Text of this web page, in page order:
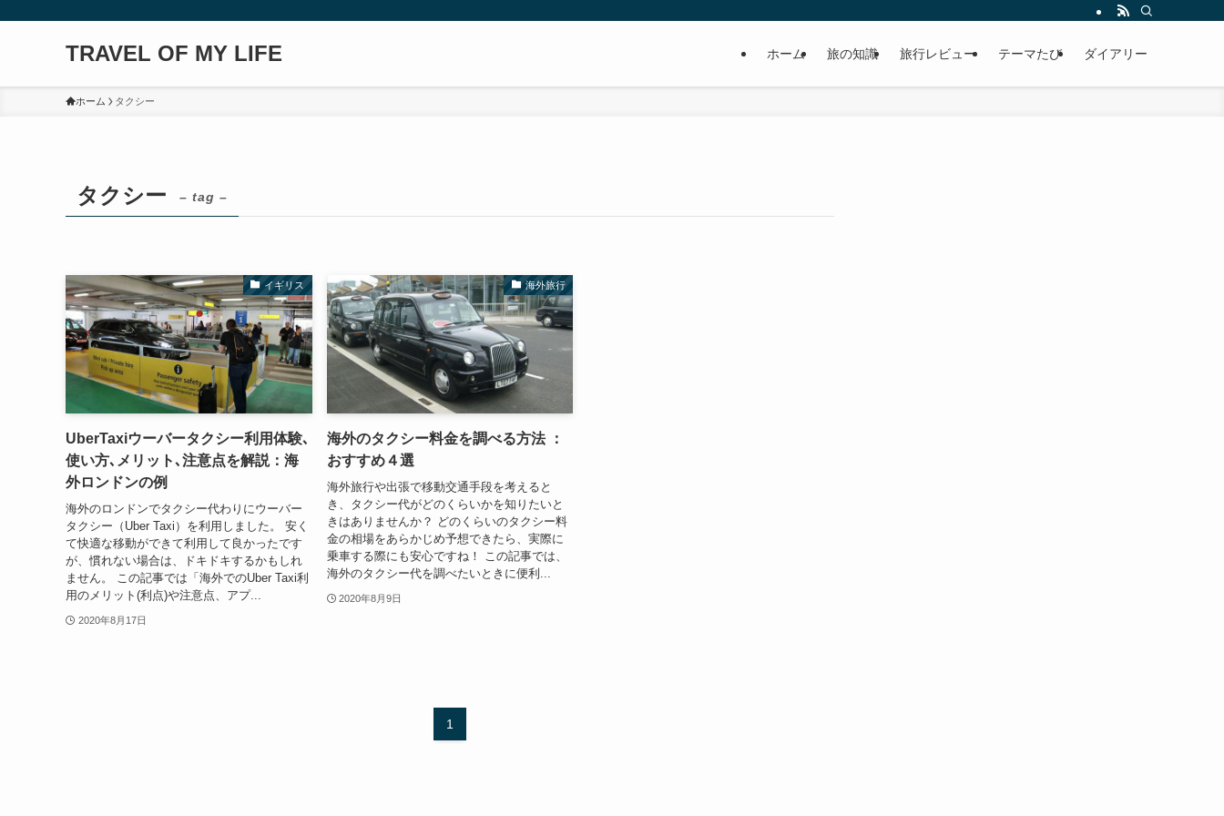
TRAVEL OF MY LIFE ホーム 旅の知識 旅行レビュー テーマたび ダイアリー
ホーム タクシー
タクシー – tag –
イギリス
UberTaxiウーバータクシー利用体験､
使い方､メリット､注意点を解説：海
外ロンドンの例
海外のロンドンでタクシー代わりにウーバー
タクシー（Uber Taxi）を利用しました。 安く
て快適な移動ができて利用して良かったです
が、慣れない場合は、ドキドキするかもしれ
ません。 この記事では「海外でのUber Taxi利
用のメリット(利点)や注意点、アプ...
2020年8月17日
海外旅行
海外のタクシー料金を調べる方法 ：
おすすめ４選
海外旅行や出張で移動交通手段を考えると
き、タクシー代がどのくらいかを知りたいと
きはありませんか？ どのくらいのタクシー料
金の相場をあらかじめ予想できたら、実際に
乗車する際にも安心ですね！ この記事では、
海外のタクシー代を調べたいときに便利...
2020年8月9日
1